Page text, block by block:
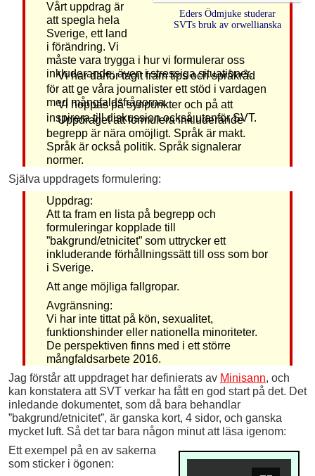
Eders Ödmjuke studerar
SVTs bruk av orwellianska
Vårt uppdrag är
att spegla hela
Sverige, ett land
i förändring. Vi
måste vara trygga i hur vi formulerar oss
inkluderande, även i stressiga situationer.
Vi har därför tagit fram tips och språkråd
för att ge våra journalister ett stöd i vardagen
med mångfaldsfrågorna.
Vi hoppas på synpunkter och på att
inspirera till diskussion också utanför SVT.
Uppdraget att formulera inkluderande
begrepp är nära omöjligt. Språk är makt.
Språk är också politik. Språk signalerar
normer.
Själva uppdragets formulering:
Uppdrag:
Att ta fram en lista på begrepp och
formuleringar kopplade till
”bakgrund/etnicitet” som uttrycker ett
inkluderande förhållningssätt till oss som bor
i Sverige.
Att ange möjliga fallgropar.
Avgränsning:
Vi har inte tittat på kön, sexualitet,
funktionshinder eller nationella minoriteter.
De perspektiven finns med i ett större
mångfaldsarbete 2016.
Jag förstår att uppdraget har definierats av Minisann, och
kan konstatera att SVT verkar ha fått en god start på det. Det
inledande dokumentet, som då bara behandlar
”bakgrund/etnicitet”, är ganska kort, 4 sidor, och ganska
mycket luft. Så det tar bara någon minut att läsa igenom:
Ett exempel på en av sakerna
som sticker i ögonen: